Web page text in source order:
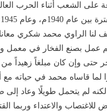
على الشعب أثناء الحرب
لنا الراوي محمد شكري
عمل بصنع الفخار في معمل
وإن كان مبلغاً زهيداً من
قاساه محمد في حياته مع
لكنه لم يتحمل طويلًا وعاد
للاغتصاب والاعتداء